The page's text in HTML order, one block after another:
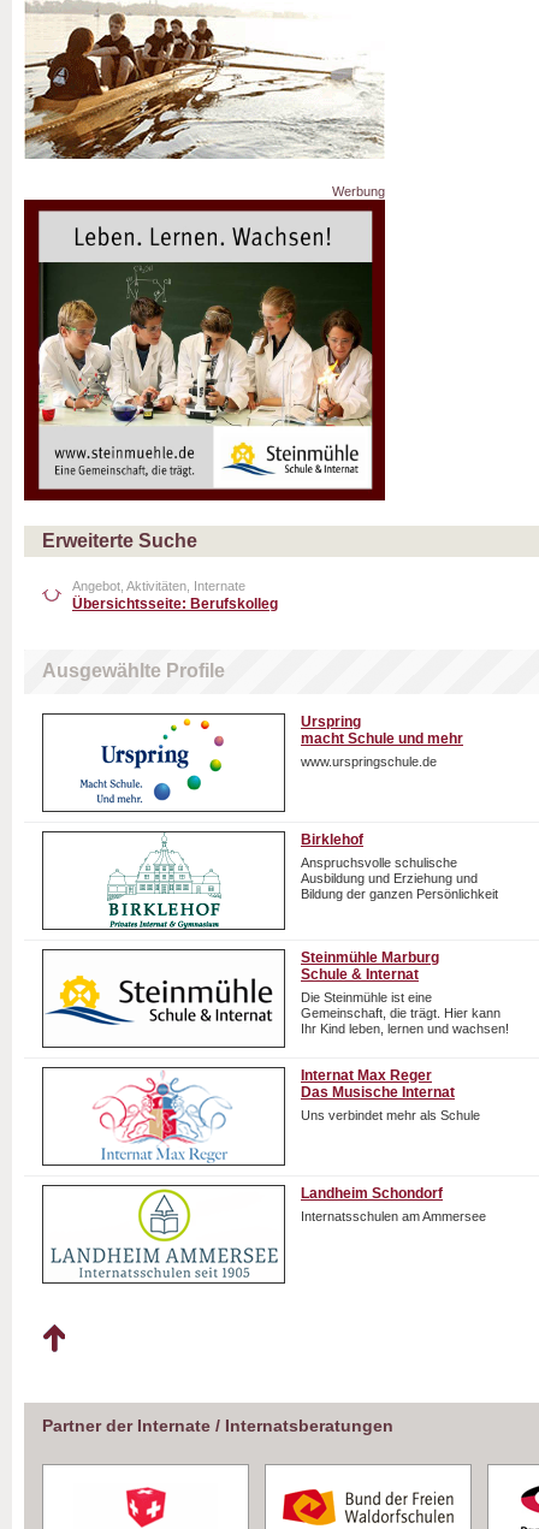
Werbung
Erweiterte Suche
Angebot, Aktivitäten, Internate
Übersichtsseite: Berufskolleg
Ausgewählte Profile
Urspring
macht Schule und mehr
www.urspringschule.de
Birklehof
Anspruchsvolle schulische
Ausbildung und Erziehung und
Bildung der ganzen Persönlichkeit
Steinmühle Marburg
Schule & Internat
Die Steinmühle ist eine
Gemeinschaft, die trägt. Hier kann
Ihr Kind leben, lernen und wachsen!
Internat Max Reger
Das Musische Internat
Uns verbindet mehr als Schule
Landheim Schondorf
Internatsschulen am Ammersee
Partner der Internate / Internatsberatungen